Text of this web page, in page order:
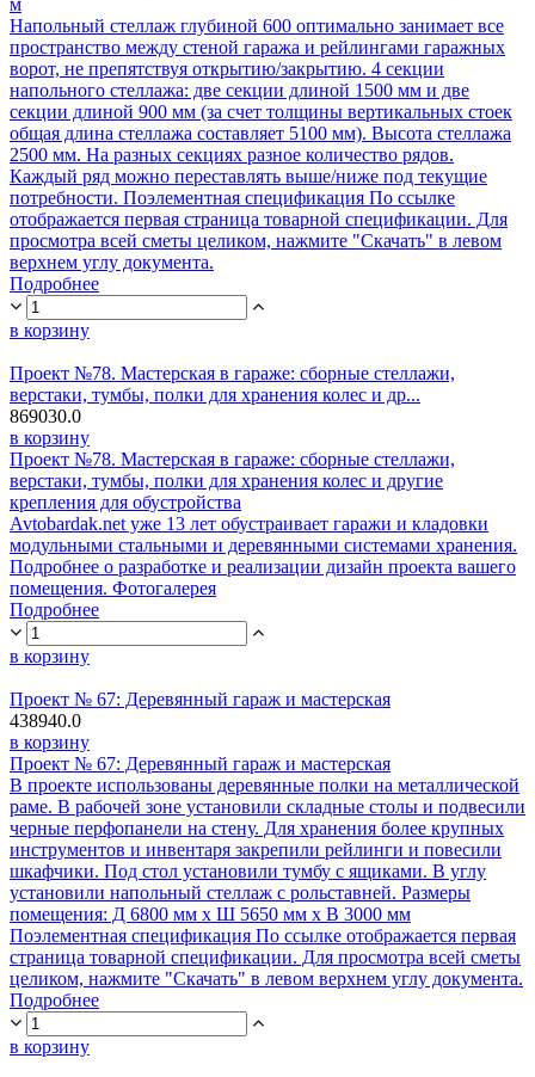
Напольный стеллаж глубиной 600 оптимально занимает все
пространство между стеной гаража и рейлингами гаражных
ворот, не препятствуя открытию/закрытию. 4 секции
напольного стеллажа: две секции длиной 1500 мм и две
секции длиной 900 мм (за счет толщины вертикальных стоек
общая длина стеллажа составляет 5100 мм). Высота стеллажа
2500 мм. На разных секциях разное количество рядов.
Каждый ряд можно переставлять выше/ниже под текущие
потребности. Поэлементная спецификация По ссылке
отображается первая страница товарной спецификации. Для
просмотра всей сметы целиком, нажмите "Скачать" в левом
верхнем углу документа.
Подробнее
в корзину
Проект №78. Мастерская в гараже: сборные стеллажи,
верстаки, тумбы, полки для хранения колес и др...
869030.0
в корзину
Проект №78. Мастерская в гараже: сборные стеллажи,
верстаки, тумбы, полки для хранения колес и другие
крепления для обустройства
Avtobardak.net уже 13 лет обустраивает гаражи и кладовки
модульными стальными и деревянными системами хранения.
Подробнее о разработке и реализации дизайн проекта вашего
помещения. Фотогалерея
Подробнее
в корзину
Проект № 67: Деревянный гараж и мастерская
438940.0
в корзину
Проект № 67: Деревянный гараж и мастерская
В проекте использованы деревянные полки на металлической
раме. В рабочей зоне установили складные столы и подвесили
черные перфопанели на стену. Для хранения более крупных
инструментов и инвентаря закрепили рейлинги и повесили
шкафчики. Под стол установили тумбу с ящиками. В углу
установили напольный стеллаж с рольставней. Размеры
помещения: Д 6800 мм х Ш 5650 мм х В 3000 мм
Поэлементная спецификация По ссылке отображается первая
страница товарной спецификации. Для просмотра всей сметы
целиком, нажмите "Скачать" в левом верхнем углу документа.
Подробнее
в корзину